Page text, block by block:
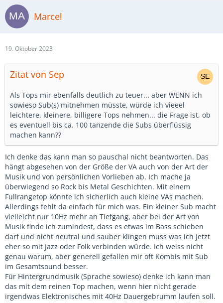
Marcel
19. Oktober 2023
Zitat von Sep
Als Tops mir ebenfalls deutlich zu teuer... aber WENN ich
sowieso Sub(s) mitnehmen müsste, würde ich vieeel
leichtere, kleinere, billigere Tops nehmen... die Frage ist, ob
es eventuell bis ca. 100 tanzende die Subs überflüssig
machen kann??
Ich denke das kann man so pauschal nicht beantworten. Das
hängt abgesehen von der Größe der VA auch von der Art der
Musik und von persönlichen Vorlieben ab. Ich mache ja
überwiegend so Rock bis Metal Geschichten. Mit einem
Fullrangetop könnte ich sicherlich auch kleine VAs machen.
Allerdings fehlt da einfach für mich was. Ein kleiner Sub macht
vielleicht nur 10Hz mehr an Tiefgang, aber bei der Art von
Musik finde ich zumindest, dass es etwas im Bass schieben
darf und nicht neutral und sauber klingen muss was ich jetzt
eher so mit Jazz oder Folk verbinden würde. Ich weiss nicht
genau warum, aber generell gefallen mir oft Kombis mit Sub
im Gesamtsound besser.
Für Hintergrundmusik (Sprache sowieso) denke ich kann man
das mit dem reinen Top machen, wenn hier nicht gerade
irgendwas Elektronisches mit 40Hz Dauergebrumm laufen soll.